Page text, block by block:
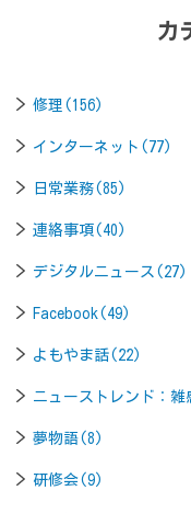
カ
修理(156)
インターネット(77)
日常業務(85)
連絡事項(40)
デジタルニュース(27)
Facebook(49)
よもやま話(22)
ニューストレンド：雑
夢物語(8)
研修会(9)